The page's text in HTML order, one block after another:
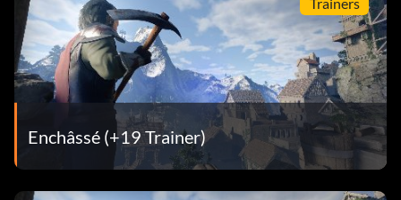
Enchâssé (+19 Trainer)